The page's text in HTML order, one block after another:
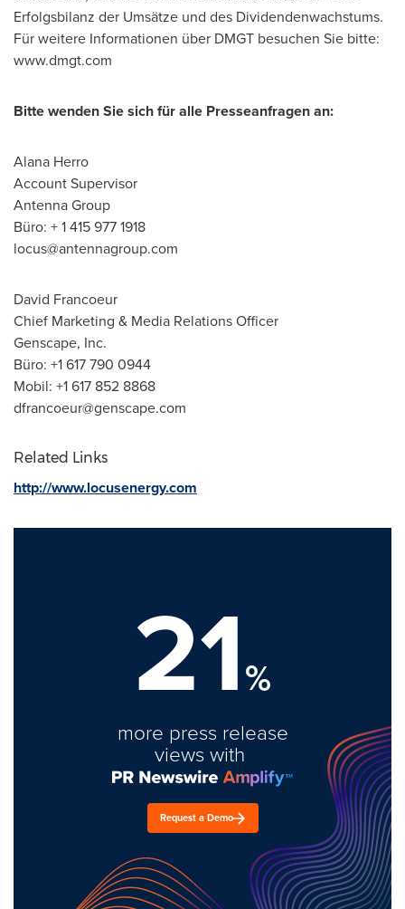
Erfolgsbilanz der Umsätze und des Dividendenwachstums.
Für weitere Informationen über DMGT besuchen Sie bitte:
www.dmgt.com
Bitte wenden Sie sich für alle Presseanfragen an:
Alana Herro
Account Supervisor
Antenna Group
Büro: + 1 415 977 1918
locus@antennagroup.com
David Francoeur
Chief Marketing & Media Relations Officer
Genscape, Inc.
Büro: +1 617 790 0944
Mobil: +1 617 852 8868
dfrancoeur@genscape.com
Related Links
http://www.locusenergy.com
21%
more press release
views with
Request a Demo